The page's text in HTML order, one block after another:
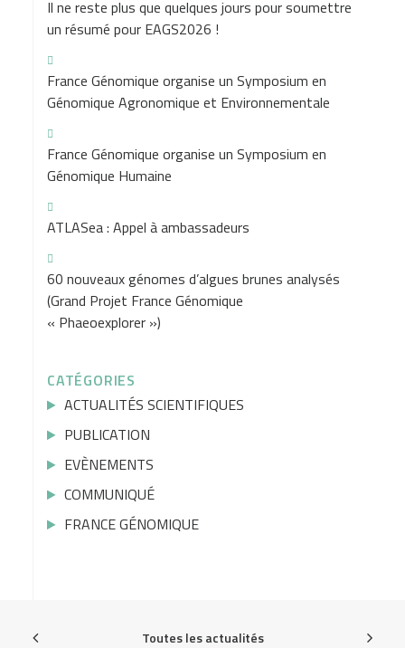
Il ne reste plus que quelques jours pour soumettre
un résumé pour EAGS2026 !
France Génomique organise un Symposium en
Génomique Agronomique et Environnementale
France Génomique organise un Symposium en
Génomique Humaine
ATLASea : Appel à ambassadeurs
60 nouveaux génomes d’algues brunes analysés
(Grand Projet France Génomique
« Phaeoexplorer »)
CATÉGORIES
ACTUALITÉS SCIENTIFIQUES
PUBLICATION
EVÈNEMENTS
COMMUNIQUÉ
FRANCE GÉNOMIQUE
Toutes les actualités